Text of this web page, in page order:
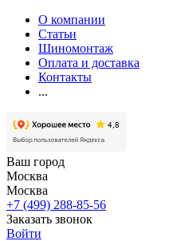
О компании
Статьи
Шиномонтаж
Оплата и доставка
Контакты
...
Ваш город
Москва
Москва
+7 (499) 288-85-56
Заказать звонок
Войти